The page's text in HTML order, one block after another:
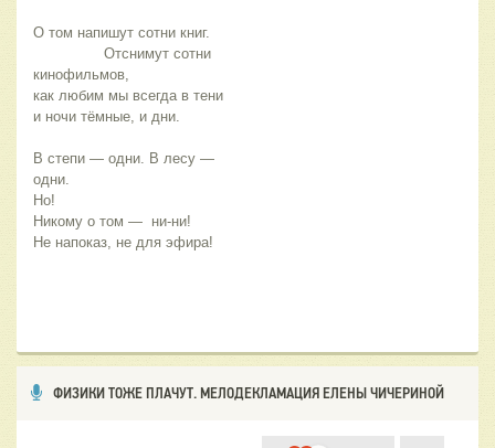
О том напишут сотни книг.
кинофильмов,
как любим мы всегда в тени
и ночи тёмные, и дни.
В степи — одни. В лесу —
одни.
Но!
Никому о том —  ни-ни!
Не напоказ, не для эфира!
ФИЗИКИ ТОЖЕ ПЛАЧУТ. МЕЛОДЕКЛАМАЦИЯ ЕЛЕНЫ ЧИЧЕРИНОЙ